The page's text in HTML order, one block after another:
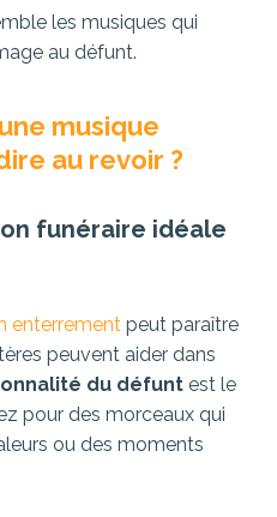
les musiques qui
au défunt.
musique
au revoir ?
funéraire idéale
enterrement peut paraître
peuvent aider dans
du défunt est le
pour des morceaux qui
ou des moments